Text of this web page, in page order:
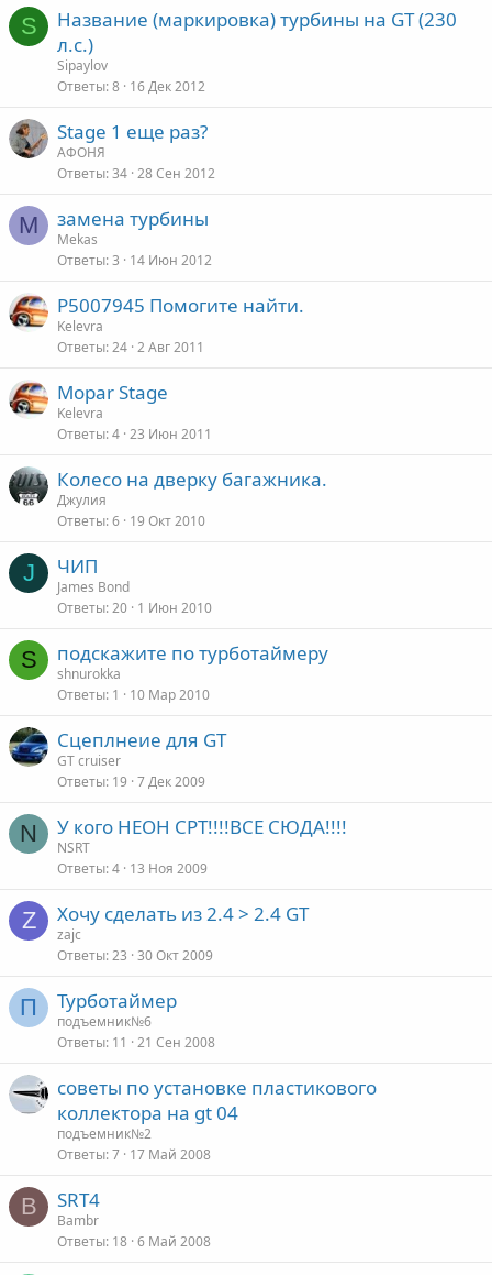
S
Название (маркировка) турбины на GT (230
л.с.)
Sipaylov
Ответы 8 16 Дек 2012
Stage 1 еще раз?
АФОНЯ
Ответы 34 28 Сен 2012
M замена турбины
Mekas
Ответы 3 14 Июн 2012
P5007945 Помогите найти.
Kelevra
Ответы 24 2 Авг 2011
Mopar Stage
Kelevra
Ответы 4 23 Июн 2011
Колесо на дверку багажника.
Джулия
Ответы 6 19 Окт 2010
J ЧИП
James Bond
Ответы 20 1 Июн 2010
S подскажите по турботаймеру
shnurokka
Ответы 1 10 Мар 2010
Сцеплнеие для GT
GT cruiser
Ответы 19 7 Дек 2009
N У кого НЕОН СРТ!!!!ВСЕ СЮДА!!!!
NSRT
Ответы 4 13 Ноя 2009
Z Хочу сделать из 2.4 > 2.4 GT
zajc
Ответы 23 30 Окт 2009
П Турботаймер
подъемник№6
Ответы 11 21 Сен 2008
советы по установке пластикового
коллектора на gt 04
подъемник№2
Ответы 7 17 Май 2008
B SRT4
Bambr
Ответы 18 6 Май 2008